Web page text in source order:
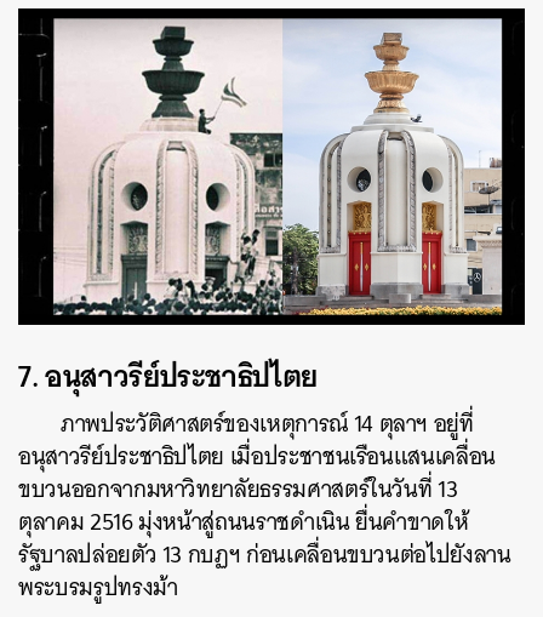
7. อนุสาวรีย์ประชาธิปไตย
ภาพประวัติศาสตร์ของเหตุการณ์ 14 ตุลาฯ อยู่ที่
อนุสาวรีย์ประชาธิปไตย เมื่อประชาชนเรือนแสนเคลื่อน
ขบวนออกจากมหาวิทยาลัยธรรมศาสตร์ในวันที่ 13
ตุลาคม 2516 มุ่งหน้าสู่ถนนราชดำเนิน ยื่นคำขาดให้
รัฐบาลปล่อยตัว 13 กบฏฯ ก่อนเคลื่อนขบวนต่อไปยังลาน
พระบรมรูปทรงม้า